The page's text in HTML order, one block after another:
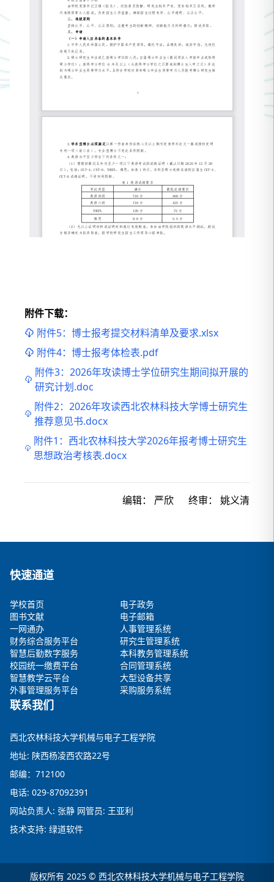
附件下载：
附件5：博士报考提交材料清单及要求.xlsx
附件4：博士报考体检表.pdf
附件3：2026年攻读博士学位研究生期间拟开展的
研究计划.doc
附件2：2026年攻读西北农林科技大学博士研究生
推荐意见书.docx
附件1：西北农林科技大学2026年报考博士研究生
思想政治考核表.docx
编辑： 严欣 终审： 姚义清
快速通道
学校首页
电子政务
图书文献
电子邮箱
一网通办
人事管理系统
财务综合服务平台
研究生管理系统
智慧后勤数字服务
本科教务管理系统
校园统一缴费平台
合同管理系统
智慧教学云平台
大型设备共享
外事管理服务平台
采购服务系统
联系我们
西北农林科技大学机械与电子工程学院
地址: 陕西杨凌西农路22号
邮编：712100
电话: 029-87092391
网站负责人: 张静 网管员: 王亚利
技术支持: 绿道软件
版权所有 2025 © 西北农林科技大学机械与电子工程学院